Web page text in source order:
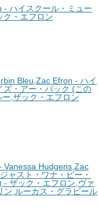
- ハイスクール・ミュー
ク・エフロン
Bleu,Zac Efron - ハイ
ズ・アー・バック (この
,ザック・エフロン
Vanessa Hudgens,Zac
ャスト・ワナ・ビー・
- ザック・エフロン,ヴァ
ン,ルーカス・グラビール